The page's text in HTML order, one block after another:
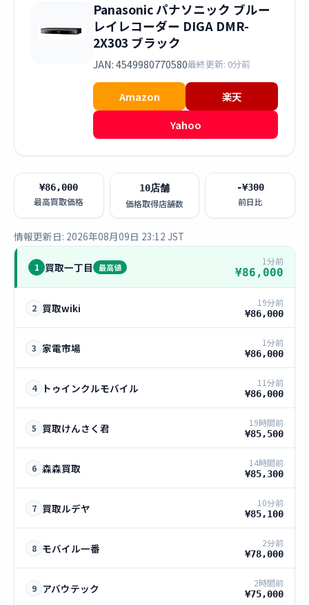
Panasonic パナソニック ブルー
レイレコーダー DIGA DMR-
2X303 ブラック
JAN: 4549980770580最終更新: 0分前
Amazon
楽天
Yahoo
¥86,000
最高買取価格
10店舗
価格取得店舗数
-¥300
前日比
情報更新日: 2026年08月09日 23:12 JST
1 買取一丁目 最高値
1分前
¥86,000
2 買取wiki 19分前
¥86,000
3 家電市場 1分前
¥86,000
4 トゥインクルモバイル 11分前
¥86,000
5 買取けんさく君 19時間前
¥85,500
6 森森買取 14時間前
¥85,300
7 買取ルデヤ 10分前
¥85,100
8 モバイル一番 2分前
¥78,000
9 アバウテック 2時間前
¥75,000